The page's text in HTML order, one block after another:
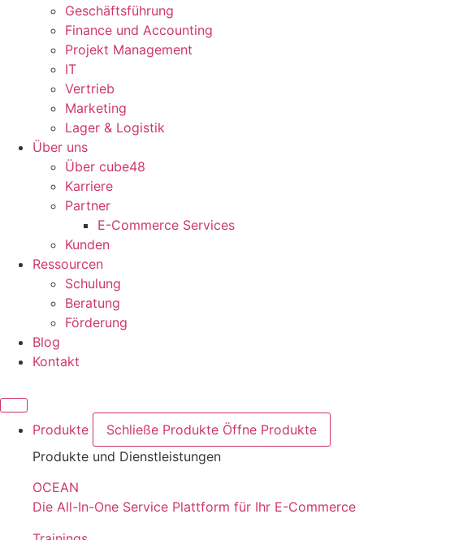
Geschäftsführung
Finance und Accounting
Projekt Management
IT
Vertrieb
Marketing
Lager & Logistik
Über uns
Über cube48
Karriere
Partner
E-Commerce Services
Kunden
Ressourcen
Schulung
Beratung
Förderung
Blog
Kontakt
Produkte Schließe Produkte Öffne Produkte
Produkte und Dienstleistungen
OCEAN
Die All-In-One Service Plattform für Ihr E-Commerce